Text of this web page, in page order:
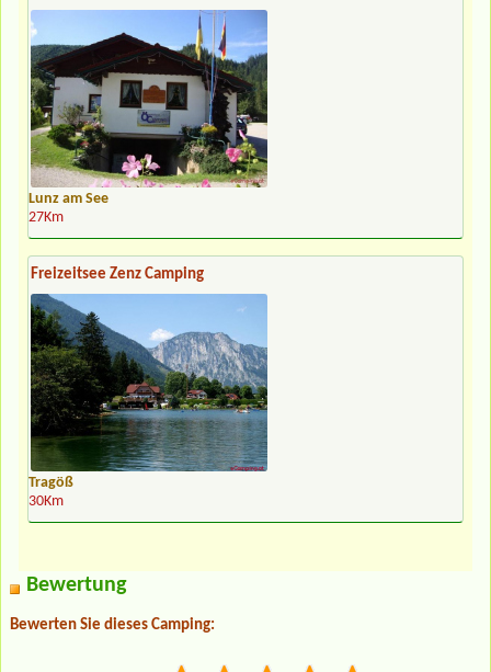
Lunz am See
27Km
Freizeitsee Zenz Camping
Tragöß
30Km
Bewertung
Bewerten Sie dieses Camping: